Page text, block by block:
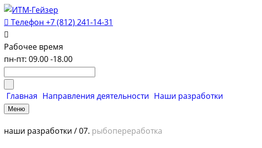
Телефон +7 (812) 241-14-31
Рабочее время
пн-пт: 09.00 -18.00
Главная Направления деятельности Наши разработки
Меню
наши разработки / 07. рыбопереработка